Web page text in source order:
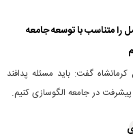
را متناسب با توسعه جامعه
گفت: باید مسئله پدافند
در جامعه الگوسازی کنیم.